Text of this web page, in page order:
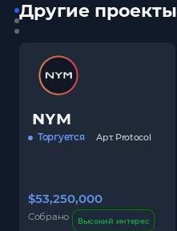
Другие проекты
NYM
Торгуется Арт. Protocol
$53,250,000
Собрано Высокий интерес